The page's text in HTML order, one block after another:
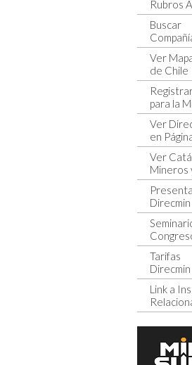
Rubros
Buscar
Ver
de Chile
para la
Ver
en
Ver
Mineros
Direcmin
Tarifas
Direcmin
Link a